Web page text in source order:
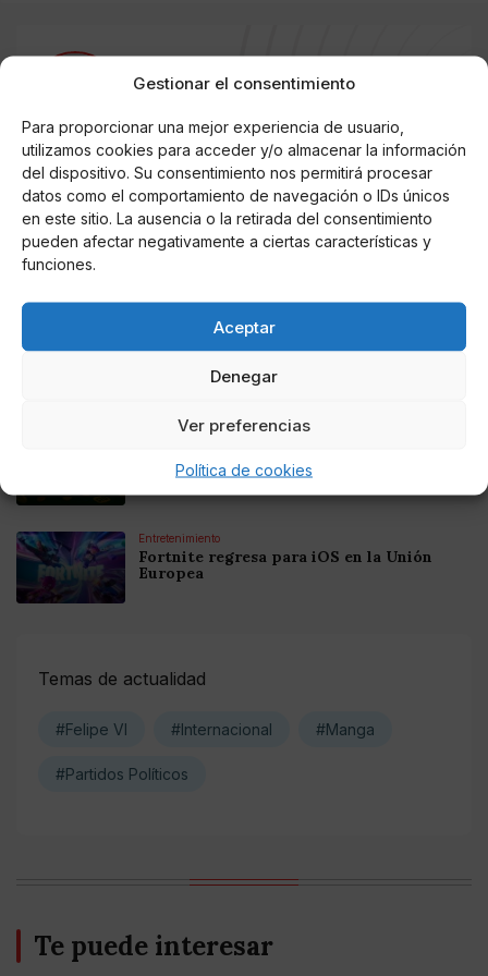
Gestionar el consentimiento
Para proporcionar una mejor experiencia de usuario,
utilizamos cookies para acceder y/o almacenar la información
del dispositivo. Su consentimiento nos permitirá procesar
datos como el comportamiento de navegación o IDs únicos
en este sitio. La ausencia o la retirada del consentimiento
pueden afectar negativamente a ciertas características y
funciones.
Aceptar
Denegar
Ver preferencias
Política de cookies
AUTOR
Noticias relacionadas
Online Casino
Criptomonedas en Argentina 2025
criptomonedas y Bitcoin en México 2025
Entretenimiento
Fortnite regresa para iOS en la Unión
Europea
Temas de actualidad
#Felipe VI #Internacional #Manga
#Partidos Políticos
Te puede interesar